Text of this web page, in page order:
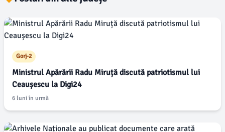
Gorj-2
Ministrul Apărării Radu Miruță discută patriotismul lui
Ceaușescu la Digi24
6 luni în urmă